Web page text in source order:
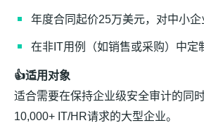
年度合同起价25万美元，对中小
在非IT用例（如销售或采购）中定
👍适用对象
适合需要在保持企业级安全审计的同
10,000+ IT/HR请求的大型企业。